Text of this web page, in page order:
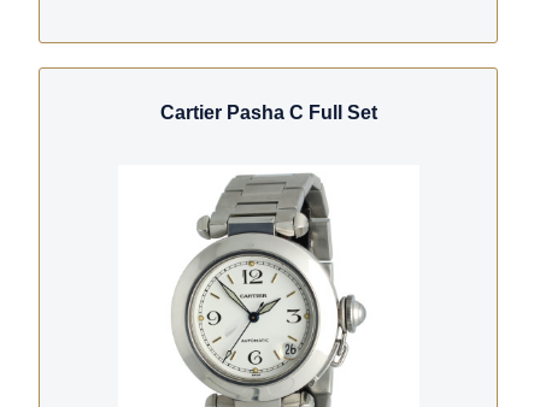
Cartier Pasha C Full Set